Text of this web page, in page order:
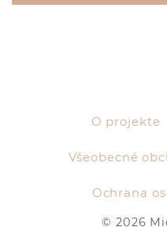
O projekte
Všeobecné
Ochrana
© 2026